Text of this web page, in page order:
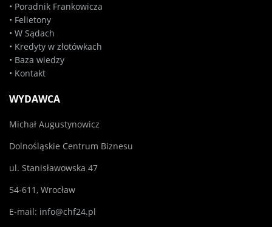
• Poradnik Frankowicza
• Felietony
• W Sądach
• Kredyty w złotówkach
• Baza wiedzy
• Kontakt
WYDAWCA
Michał Augustynowicz
Dolnośląskie Centrum Biznesu
ul. Stanisławowska 47
54-611, Wrocław
E-mail: info@chf24.pl